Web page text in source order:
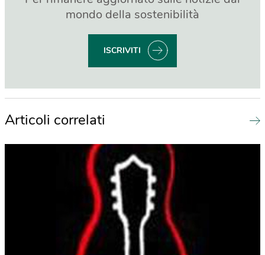
mondo della sostenibilità
ISCRIVITI
Articoli correlati